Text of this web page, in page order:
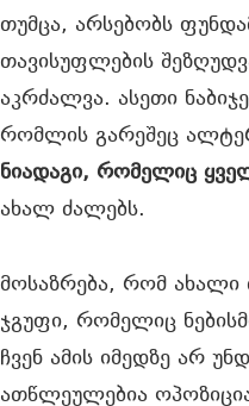
თუმცა, არსებობს
თავისუფლების
აკრძალვა. ასეთი
რომლის გარეშეც
ნიადაგი, რომელიც
ახალ ძალებს.
მოსაზრება, რომ
ჯგუფი, რომელიც
ჩვენ ამის იმედზე არ
ათწლეულებია